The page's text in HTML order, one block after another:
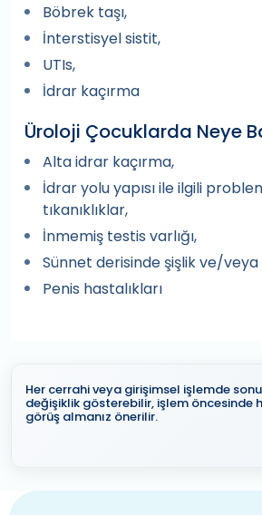
Böbrek taşı,
İnterstisyel sistit,
UTIs,
İdrar kaçırma
Üroloji Çocuklarda Neye
Alta idrar kaçırma,
İdrar yolu yapısı ile ilgili
tıkanıklıklar,
İnmemiş testis varlığı,
Sünnet derisinde şişlik ve/veya
Penis hastalıkları
Her cerrahi veya girişimsel işlemde
değişiklik gösterebilir, işlem öncesinde
görüş almanız önerilir.